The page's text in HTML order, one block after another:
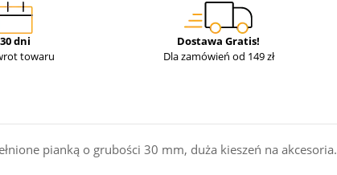
30 dni
towaru
Dostawa Gratis!
Dla zamówień od 149 zł
pianką o grubości 30 mm, duża kieszeń na akcesoria.